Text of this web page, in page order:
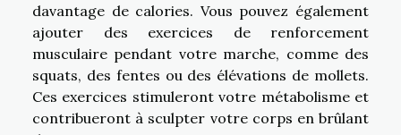
davantage de calories. Vous pouvez également
ajouter des exercices de renforcement
musculaire pendant votre marche, comme des
squats, des fentes ou des élévations de mollets.
Ces exercices stimuleront votre métabolisme et
contribueront à sculpter votre corps en brûlant